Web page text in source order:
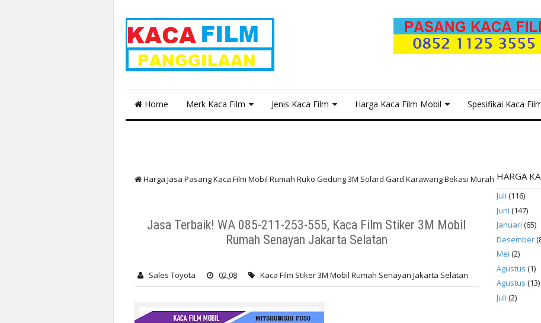
Home Merk Kaca Film Jenis Kaca Film Harga Kaca Film Mobil Spesifikai Kaca
Harga Jasa Pasang Kaca Film Mobil Rumah Ruko Gedung 3M Solard Gard Karawang Bekasi Murah
Jasa Terbaik! WA 085-211-253-555, Kaca Film Stiker 3M Mobil
Rumah Senayan Jakarta Selatan
Sales Toyota 02.08 Kaca Film Stiker 3M Mobil Rumah Senayan Jakarta Selatan
HARGA
Juli (116)
Juni (147)
Januari (65)
Desember
Mei (2)
Agustus (1)
Agustus (13)
Juli (2)